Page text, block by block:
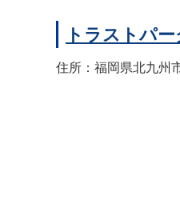
トラストパ
住所：福岡県北九州